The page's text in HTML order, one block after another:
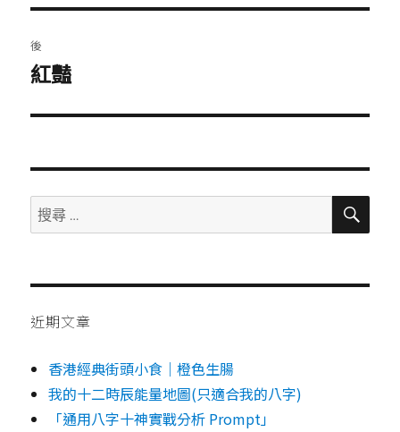
覽
篇
文
章：
後
下
篇
章：
紅豔
搜
尋：
搜
近期文章
香港經典街頭小食｜橙色生腸
我的十二時辰能量地圖(只適合我的八字)
「通用八字十神實戰分析 Prompt」